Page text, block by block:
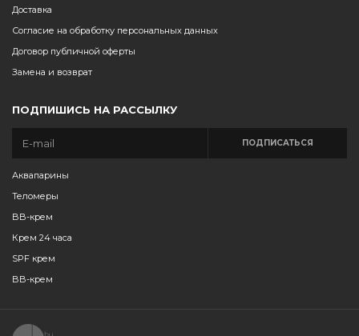
Доставка
Согласие на обработку персональных данных
Договор публичной оферты
Замена и возврат
ПОДПИШИСЬ НА РАССЫЛКУ
ПОДПИСАТЬСЯ
Аквапарины
Теломеры
BB-крем
Крем 24 часа
SPF крем
BB-крем